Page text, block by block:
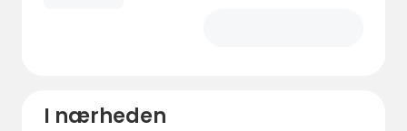
I nærheden